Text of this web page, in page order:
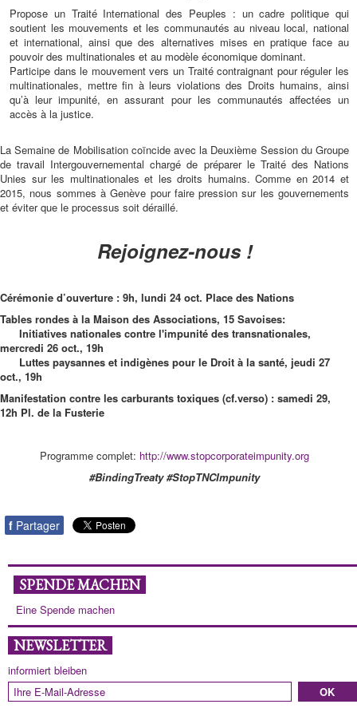
Propose un Traité International des Peuples : un cadre politique qui
soutient les mouvements et les communautés au niveau local, national
et international, ainsi que des alternatives mises en pratique face au
pouvoir des multinationales et au modèle économique dominant.
Participe dans le mouvement vers un Traité contraignant pour réguler les
multinationales, mettre fin à leurs violations des Droits humains, ainsi
qu’à leur impunité, en assurant pour les communautés affectées un
accès à la justice.
La Semaine de Mobilisation coïncide avec la Deuxième Session du Groupe
de travail Intergouvernemental chargé de préparer le Traité des Nations
Unies sur les multinationales et les droits humains. Comme en 2014 et
2015, nous sommes à Genève pour faire pression sur les gouvernements
et éviter que le processus soit déraillé.
Rejoignez-nous !
Cérémonie d’ouverture : 9h, lundi 24 oct. Place des Nations
Tables rondes à la Maison des Associations, 15 Savoises:
Initiatives nationales contre l'impunité des transnationales,
mercredi 26 oct., 19h
Luttes paysannes et indigènes pour le Droit à la santé, jeudi 27
oct., 19h
Manifestation contre les carburants toxiques (cf.verso) : samedi 29,
12h Pl. de la Fusterie
Programme complet: http://www.stopcorporateimpunity.org
#BindingTreaty #StopTNCImpunity
f Partager
SPENDE MACHEN
Eine Spende machen
NEWSLETTER
informiert bleiben